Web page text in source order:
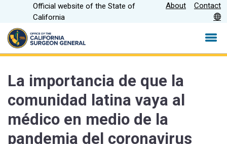
Skip
Official website of the State of
California
About Contact
La importancia de que la
comunidad latina vaya al
médico en medio de la
pandemia del coronavirus